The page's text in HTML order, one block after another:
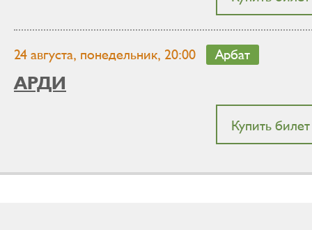
24 августа, понедельник, 20:00 Арбат
АРДИ
Купить билет